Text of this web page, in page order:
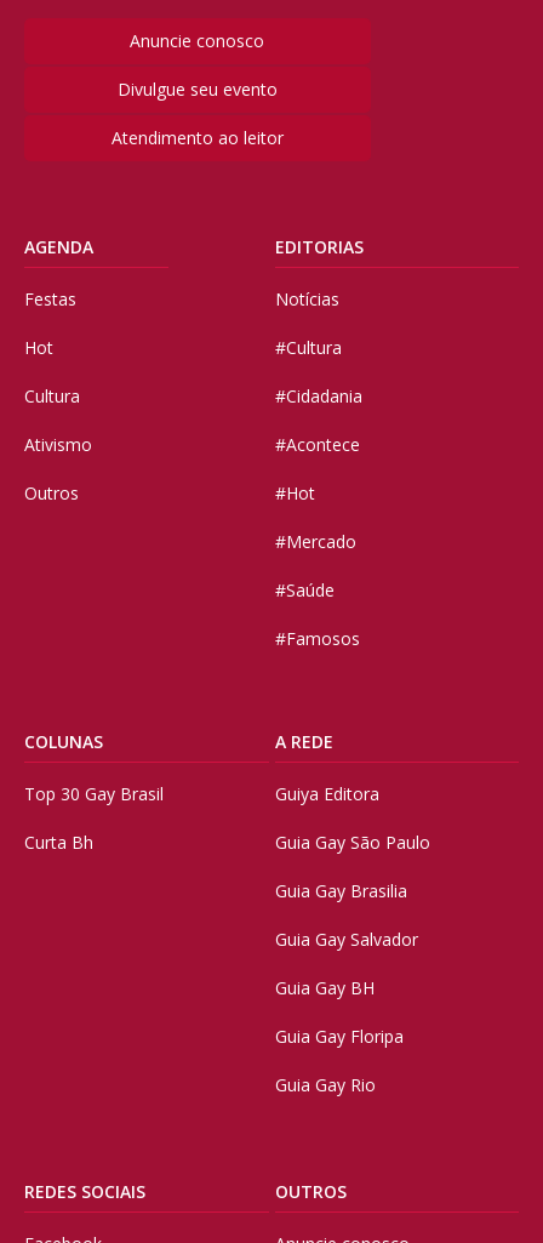
Anuncie conosco
Divulgue seu evento
Atendimento ao leitor
AGENDA
Festas
Hot
Cultura
Ativismo
Outros
EDITORIAS
Notícias
#Cultura
#Cidadania
#Acontece
#Hot
#Mercado
#Saúde
#Famosos
COLUNAS
Top 30 Gay Brasil
Curta Bh
A REDE
Guiya Editora
Guia Gay São Paulo
Guia Gay Brasilia
Guia Gay Salvador
Guia Gay BH
Guia Gay Floripa
Guia Gay Rio
REDES SOCIAIS OUTROS